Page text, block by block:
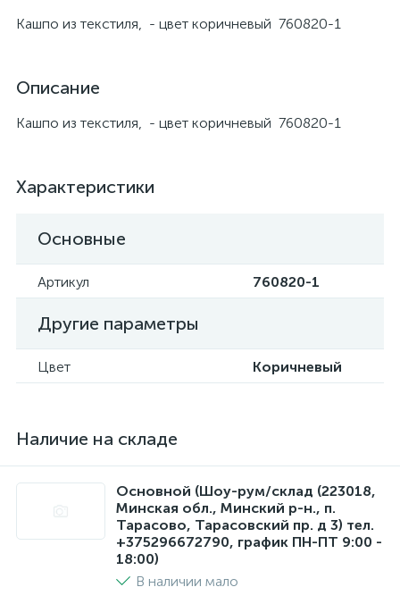
Кашпо из текстиля, - цвет коричневый 760820-1
Описание
Кашпо из текстиля, - цвет коричневый 760820-1
Характеристики
Основные
Артикул 760820-1
Другие параметры
Цвет Коричневый
Наличие на складе
Основной (Шоу-рум/склад (223018,
Минская обл., Минский р-н., п.
Тарасово, Тарасовский пр. д 3) тел.
+375296672790, график ПН-ПТ 9:00 -
18:00)
В наличии мало